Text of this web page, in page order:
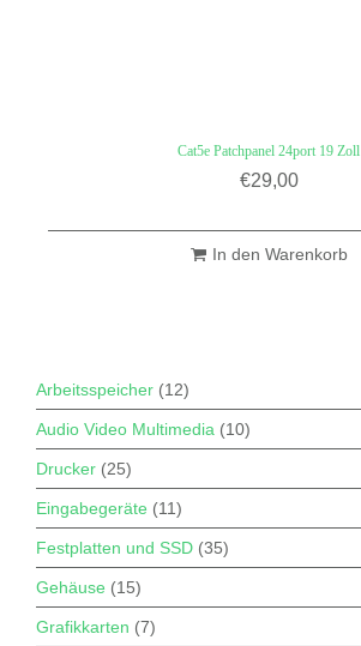
Cat5e Patchpanel 24port 19 Zoll
€29,00
In den Warenkorb
Arbeitsspeicher (12)
Audio Video Multimedia (10)
Drucker (25)
Eingabegeräte (11)
Festplatten und SSD (35)
Gehäuse (15)
Grafikkarten (7)